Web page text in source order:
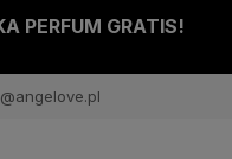
PERFUM GRATIS!